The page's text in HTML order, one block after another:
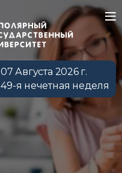
07 Августа 2026 г.
49-я нечетная неделя